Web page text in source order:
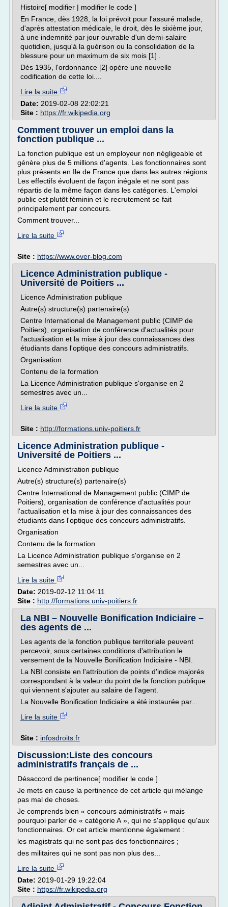
Histoire[ modifier | modifier le code ]
En France, dès 1928, la loi prévoit pour l'assuré malade,
d'après attestation médicale, le droit, dès le sixième jour,
à une indemnité par jour ouvrable d'un demi-salaire
quotidien, jusqu'à la guérison ou la consolidation de la
blessure pour un maximum de six mois [1] .
Dès 1935, l'ordonnance [2] opère une nouvelle
codification de cette loi....
Lire la suite
Date: 2019-02-08 22:02:21
Site : https://fr.wikipedia.org
Comment trouver un emploi dans la
fonction publique ...
La fonction publique est un employeur non négligeable et
génère plus de 5 millions d'agents. Les fonctionnaires sont
plus présents en Ile de France que dans les autres régions.
Les effectifs évoluent de façon inégale et ne sont pas
répartis de la même façon dans les catégories. L'emploi
public est plutôt féminin et le recrutement se fait
principalement par concours.
Comment trouver...
Lire la suite
Site : https://www.over-blog.com
Licence Administration publique -
Université de Poitiers ...
Licence Administration publique
Autre(s) structure(s) partenaire(s)
Centre International de Management public (CIMP de
Poitiers), organisation de conférence d'actualités pour
l'actualisation et la mise à jour des connaissances des
étudiants dans l'optique des concours administratifs.
Organisation
Contenu de la formation
La Licence Administration publique s'organise en 2
semestres avec un...
Lire la suite
Site : http://formations.univ-poitiers.fr
Licence Administration publique -
Université de Poitiers ...
Licence Administration publique
Autre(s) structure(s) partenaire(s)
Centre International de Management public (CIMP de
Poitiers), organisation de conférence d'actualités pour
l'actualisation et la mise à jour des connaissances des
étudiants dans l'optique des concours administratifs.
Organisation
Contenu de la formation
La Licence Administration publique s'organise en 2
semestres avec un...
Lire la suite
Date: 2019-02-12 11:04:11
Site : http://formations.univ-poitiers.fr
La NBI – Nouvelle Bonification Indiciaire –
des agents de ...
Les agents de la fonction publique territoriale peuvent
percevoir, sous certaines conditions d'attribution le
versement de la Nouvelle Bonification Indiciaire - NBI.
La NBI consiste en l'attribution de points d'indice majorés
correspondant à la valeur du point de la fonction publique
qui viennent s'ajouter au salaire de l'agent.
La Nouvelle Bonification Indiciaire a été instaurée par...
Lire la suite
Site : infosdroits.fr
Discussion:Liste des concours
administratifs français de ...
Désaccord de pertinence[ modifier le code ]
Je mets en cause la pertinence de cet article qui mélange
pas mal de choses.
Je comprends bien « concours administratifs » mais
pourquoi parler de « catégorie A », qui ne s'applique qu'aux
fonctionnaires. Or cet article mentionne également :
les magistrats qui ne sont pas des fonctionnaires ;
des militaires qui ne sont pas non plus des...
Lire la suite
Date: 2019-01-29 19:22:04
Site : https://fr.wikipedia.org